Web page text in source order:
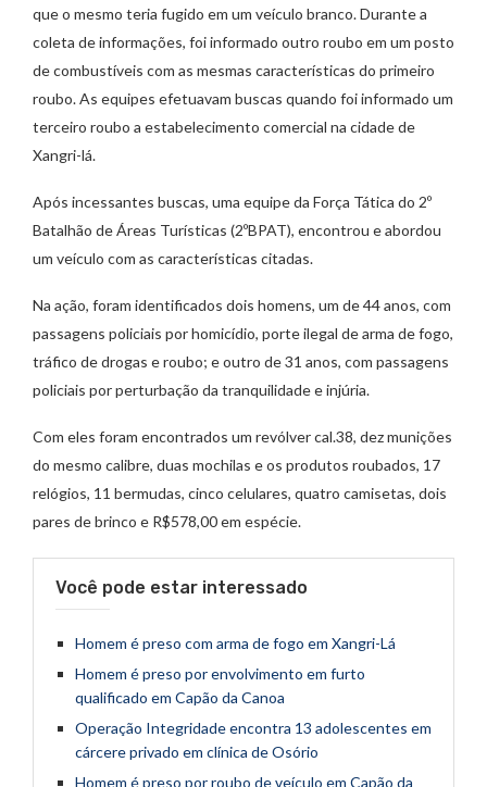
que o mesmo teria fugido em um veículo branco. Durante a
coleta de informações, foi informado outro roubo em um posto
de combustíveis com as mesmas características do primeiro
roubo. As equipes efetuavam buscas quando foi informado um
terceiro roubo a estabelecimento comercial na cidade de
Xangri-lá.
Após incessantes buscas, uma equipe da Força Tática do 2º
Batalhão de Áreas Turísticas (2ºBPAT), encontrou e abordou
um veículo com as características citadas.
Na ação, foram identificados dois homens, um de 44 anos, com
passagens policiais por homicídio, porte ilegal de arma de fogo,
tráfico de drogas e roubo; e outro de 31 anos, com passagens
policiais por perturbação da tranquilidade e injúria.
Com eles foram encontrados um revólver cal.38, dez munições
do mesmo calibre, duas mochilas e os produtos roubados, 17
relógios, 11 bermudas, cinco celulares, quatro camisetas, dois
pares de brinco e R$578,00 em espécie.
Você pode estar interessado
Homem é preso com arma de fogo em Xangri-Lá
Homem é preso por envolvimento em furto
qualificado em Capão da Canoa
Operação Integridade encontra 13 adolescentes em
cárcere privado em clínica de Osório
Homem é preso por roubo de veículo em Capão da